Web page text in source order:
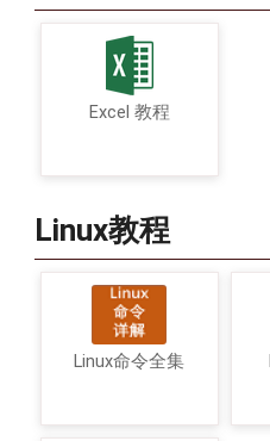
Excel 教程
Linux教程
Linux命令全集